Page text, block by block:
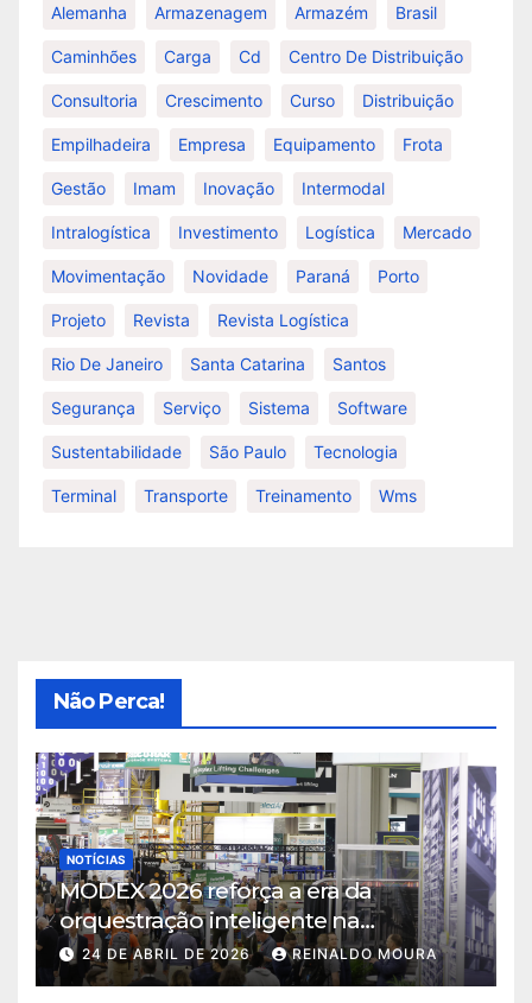
Alemanha Armazenagem Armazém Brasil
Caminhões Carga Cd Centro De Distribuição
Consultoria Crescimento Curso Distribuição
Empilhadeira Empresa Equipamento Frota
Gestão Imam Inovação Intermodal
Intralogística Investimento Logística Mercado
Movimentação Novidade Paraná Porto
Projeto Revista Revista Logística
Rio De Janeiro Santa Catarina Santos
Segurança Serviço Sistema Software
Sustentabilidade São Paulo Tecnologia
Terminal Transporte Treinamento Wms
Não Perca!
NOTÍCIAS
MODEX 2026 reforça a era da
orquestração inteligente na
intralogística
24 DE ABRIL DE 2026 REINALDO MOURA